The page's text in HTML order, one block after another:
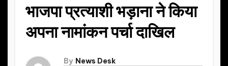
भाजपा प्रत्याशी भड़ाना ने किया
अपना नामांकन पर्चा दाखिल
By News Desk